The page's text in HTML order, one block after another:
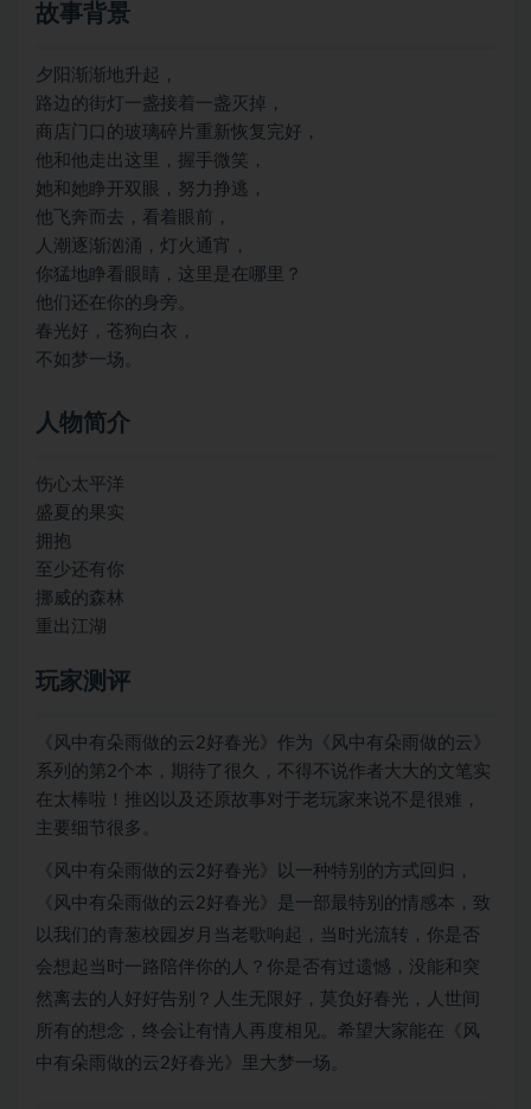
故事背景
夕阳渐渐地升起，
路边的街灯一盏接着一盏灭掉，
商店门口的玻璃碎片重新恢复完好，
他和他走出这里，握手微笑，
她和她睁开双眼，努力挣逃，
他飞奔而去，看着眼前，
人潮逐渐汹涌，灯火通宵，
你猛地睁看眼睛，这里是在哪里？
他们还在你的身旁。
春光好，苍狗白衣，
不如梦一场。
人物简介
伤心太平洋
盛夏的果实
拥抱
至少还有你
挪威的森林
重出江湖
玩家测评
《风中有朵雨做的云2好春光》作为《风中有朵雨做的云》
系列的第2个本，期待了很久，不得不说作者大大的文笔实
在太棒啦！推凶以及还原故事对于老玩家来说不是很难，
主要细节很多。
《风中有朵雨做的云2好春光》以一种特别的方式回归，
《风中有朵雨做的云2好春光》是一部最特别的情感本，致
以我们的青葱校园岁月当老歌响起，当时光流转，你是否
会想起当时一路陪伴你的人？你是否有过遗憾，没能和突
然离去的人好好告别？人生无限好，莫负好春光，人世间
所有的想念，终会让有情人再度相见。希望大家能在《风
中有朵雨做的云2好春光》里大梦一场。